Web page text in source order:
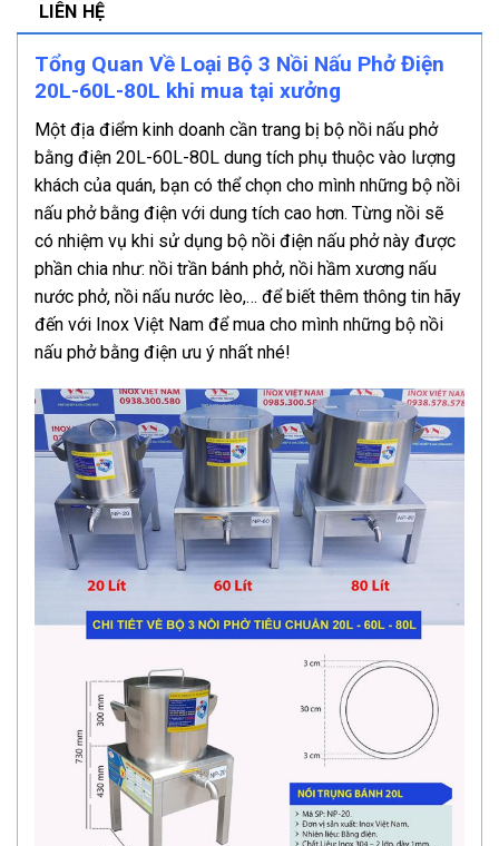
LIÊN HỆ
Tổng Quan Về Loại Bộ 3 Nồi Nấu Phở Điện
20L-60L-80L khi mua tại xưởng
Một địa điểm kinh doanh cần trang bị bộ nồi nấu phở
bằng điện 20L-60L-80L dung tích phụ thuộc vào lượng
khách của quán, bạn có thể chọn cho mình những bộ nồi
nấu phở bằng điện với dung tích cao hơn. Từng nồi sẽ
có nhiệm vụ khi sử dụng bộ nồi điện nấu phở này được
phần chia như: nồi trần bánh phở, nồi hầm xương nấu
nước phở, nồi nấu nước lèo,… để biết thêm thông tin hãy
đến với Inox Việt Nam để mua cho mình những bộ nồi
nấu phở bằng điện ưu ý nhất nhé!